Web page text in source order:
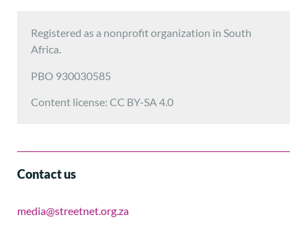
Registered as a nonprofit organization in South
Africa.
PBO 930030585
Content license: CC BY-SA 4.0
Contact us
media@streetnet.org.za